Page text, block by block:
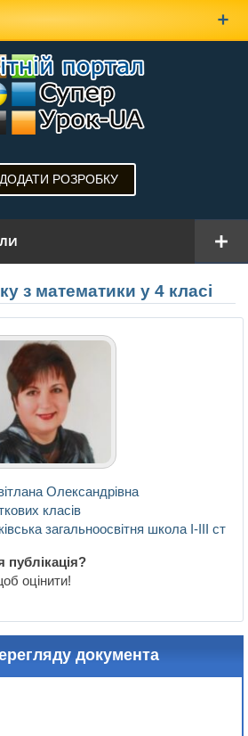
ДОДАТИ РОЗРОБКУ
з математики у 4 класі
Олександрівна
класів
загальноосвітня школа І-ІІІ ст
публікація?
оцінити!
документа